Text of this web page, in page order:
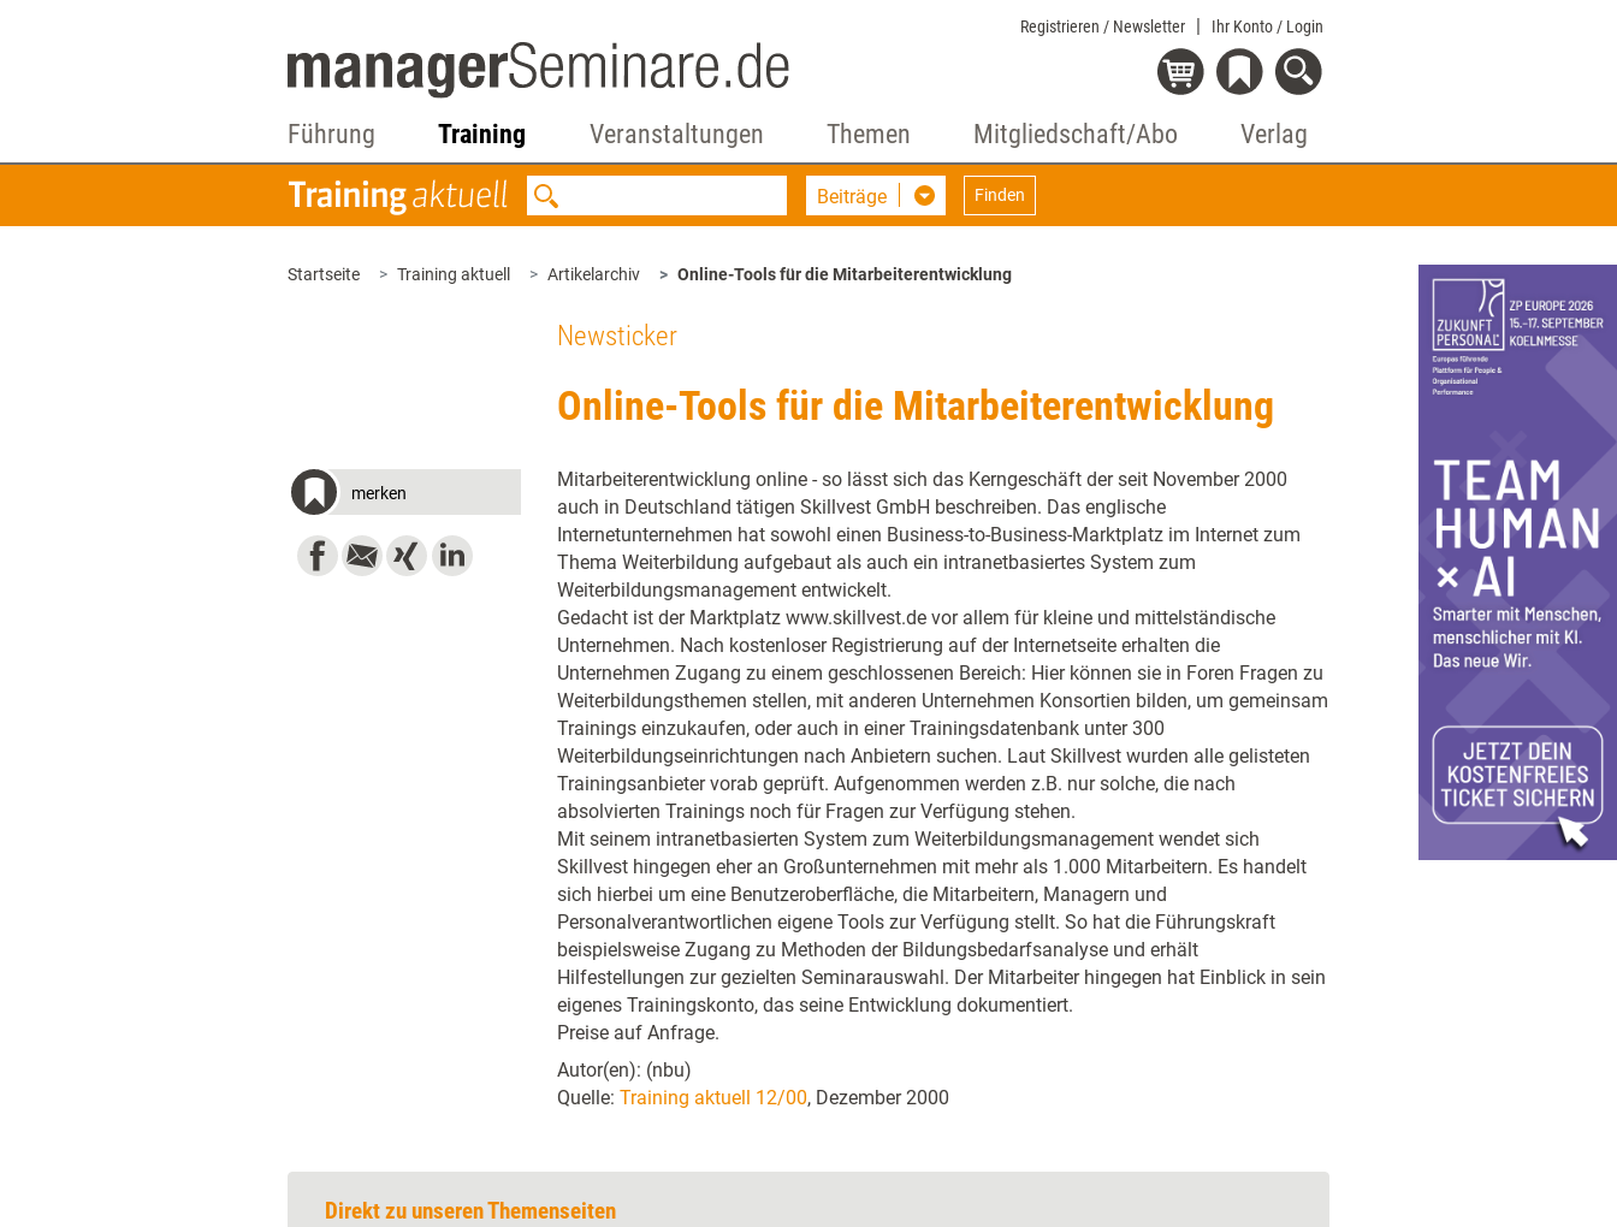
Registrieren / Newsletter Ihr Konto / Login
Führung Training Veranstaltungen Themen Mitgliedschaft/Abo Verlag
Beiträge Finden
Startseite Training aktuell Artikelarchiv Online-Tools für die Mitarbeiterentwicklung
Newsticker
Online-Tools für die Mitarbeiterentwicklung
merken
Mitarbeiterentwicklung online - so lässt sich das Kerngeschäft der seit November 2000
auch in Deutschland tätigen Skillvest GmbH beschreiben. Das englische
Internetunternehmen hat sowohl einen Business-to-Business-Marktplatz im Internet zum
Thema Weiterbildung aufgebaut als auch ein intranetbasiertes System zum
Weiterbildungsmanagement entwickelt.
Gedacht ist der Marktplatz www.skillvest.de vor allem für kleine und mittelständische
Unternehmen. Nach kostenloser Registrierung auf der Internetseite erhalten die
Unternehmen Zugang zu einem geschlossenen Bereich: Hier können sie in Foren Fragen zu
Weiterbildungsthemen stellen, mit anderen Unternehmen Konsortien bilden, um gemeinsam
Trainings einzukaufen, oder auch in einer Trainingsdatenbank unter 300
Weiterbildungseinrichtungen nach Anbietern suchen. Laut Skillvest wurden alle gelisteten
Trainingsanbieter vorab geprüft. Aufgenommen werden z.B. nur solche, die nach
absolvierten Trainings noch für Fragen zur Verfügung stehen.
Mit seinem intranetbasierten System zum Weiterbildungsmanagement wendet sich
Skillvest hingegen eher an Großunternehmen mit mehr als 1.000 Mitarbeitern. Es handelt
sich hierbei um eine Benutzeroberfläche, die Mitarbeitern, Managern und
Personalverantwortlichen eigene Tools zur Verfügung stellt. So hat die Führungskraft
beispielsweise Zugang zu Methoden der Bildungsbedarfsanalyse und erhält
Hilfestellungen zur gezielten Seminarauswahl. Der Mitarbeiter hingegen hat Einblick in sein
eigenes Trainingskonto, das seine Entwicklung dokumentiert.
Preise auf Anfrage.
Autor(en): (nbu)
Quelle: Training aktuell 12/00, Dezember 2000
Direkt zu unseren Themenseiten